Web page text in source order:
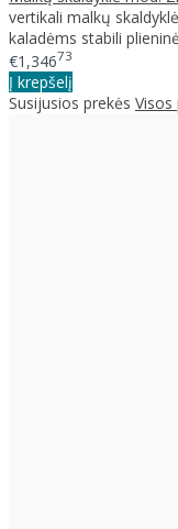
vertikali malkų
kaladėms stabili
€1,34673
Į krepšelį
Susijusios prekės Visos